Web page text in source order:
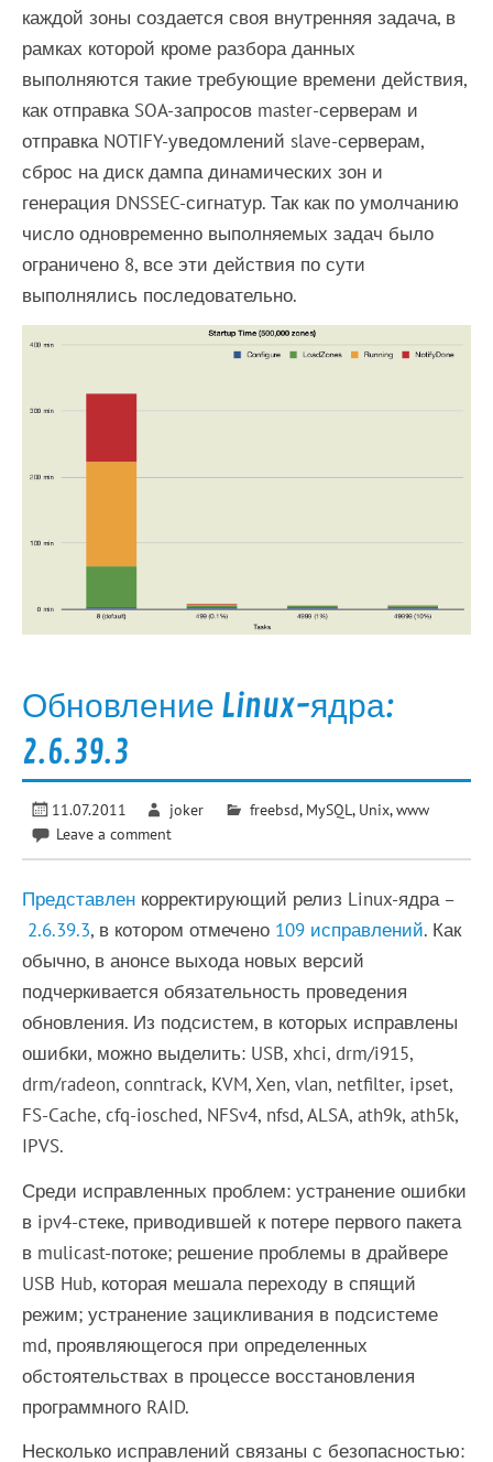
каждой зоны создается своя внутренняя задача, в
рамках которой кроме разбора данных
выполняются такие требующие времени действия,
как отправка SOA-запросов master-серверам и
отправка NOTIFY-уведомлений slave-серверам,
сброс на диск дампа динамических зон и
генерация DNSSEC-сигнатур. Так как по умолчанию
число одновременно выполняемых задач было
ограничено 8, все эти действия по сути
выполнялись последовательно.
Обновление Linux-ядра:
2.6.39.3
11.07.2011 joker freebsd, MySQL, Unix,www
Leave a comment
Представлен корректирующий релиз Linux-ядра –
2.6.39.3, в котором отмечено 109 исправлений. Как
обычно, в анонсе выхода новых версий
подчеркивается обязательность проведения
обновления. Из подсистем, в которых исправлены
ошибки, можно выделить: USB, xhci, drm/i915,
drm/radeon, conntrack, KVM, Xen, vlan, netfilter, ipset,
FS-Cache, cfq-iosched, NFSv4, nfsd, ALSA, ath9k, ath5k,
IPVS.
Среди исправленных проблем: устранение ошибки
в ipv4-стеке, приводившей к потере первого пакета
в mulicast-потоке; решение проблемы в драйвере
USB Hub, которая мешала переходу в спящий
режим; устранение зацикливания в подсистеме
md, проявляющегося при определенных
обстоятельствах в процессе восстановления
программного RAID.
Несколько исправлений связаны с безопасностью: